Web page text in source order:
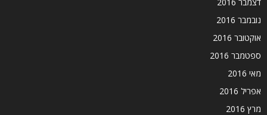
נובמבר 2016
אוקטובר 2016
ספטמבר 2016
מאי 2016
אפריל 2016
מרץ 2016